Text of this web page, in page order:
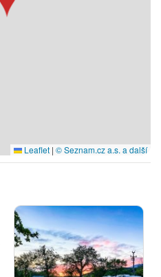
Leaflet | © Seznam.cz a.s. a další